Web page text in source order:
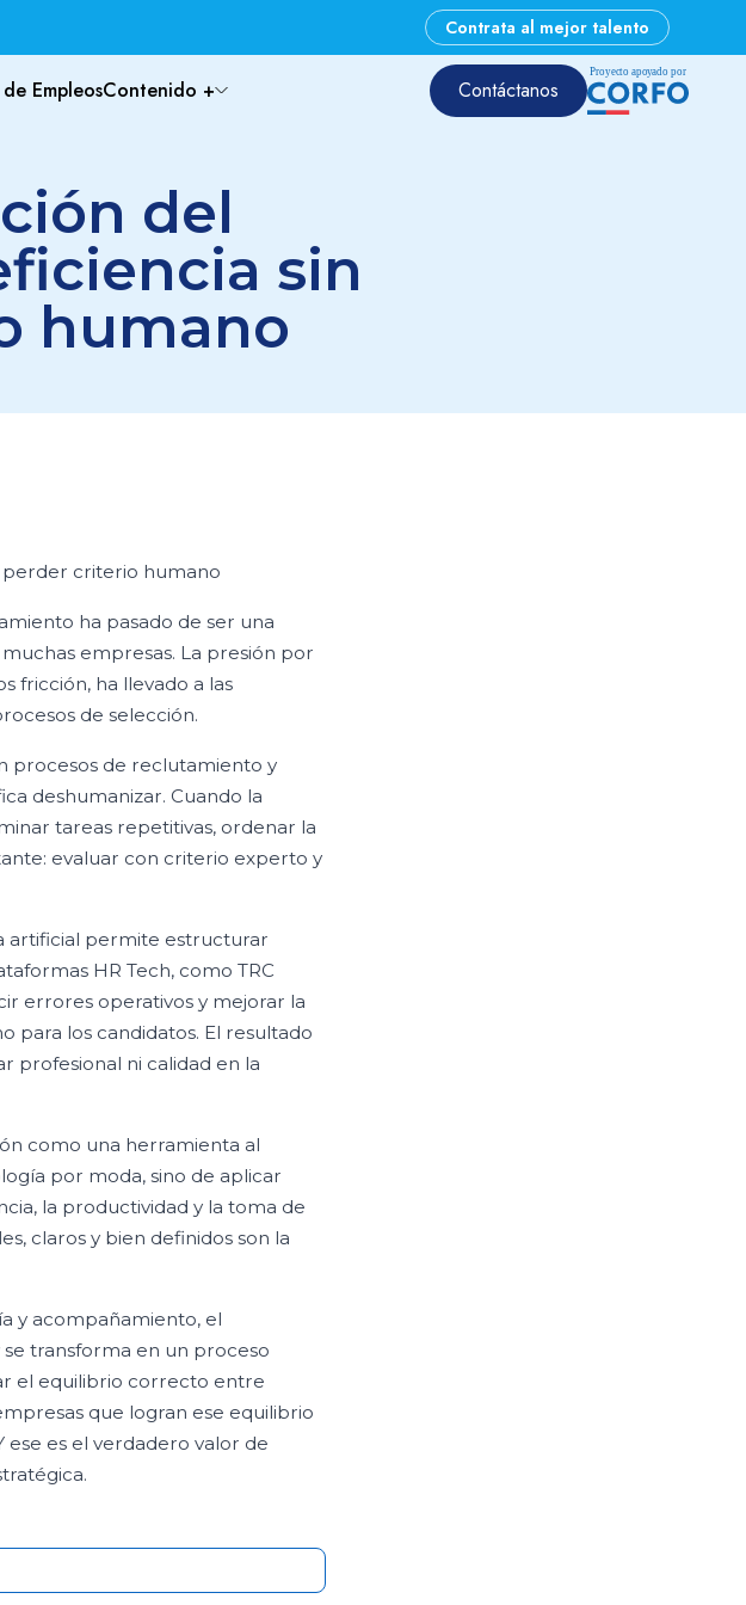
Contrata al mejor talento
EmpleosContenido + Contáctanos
Proyecto apoyado por
del
sin
humano
criterio humano
ha pasado de ser una
empresas. La presión por
fricción, ha llevado a las
de selección.
procesos de reclutamiento y
deshumanizar. Cuando la
tareas repetitivas, ordenar la
evaluar con criterio experto y
artificial permite estructurar
HR Tech, como TRC
errores operativos y mejorar la
para los candidatos. El resultado
profesional ni calidad en la
como una herramienta al
por moda, sino de aplicar
la productividad y la toma de
claros y bien definidos son la
y acompañamiento, el
transforma en un proceso
el equilibrio correcto entre
que logran ese equilibrio
ese es el verdadero valor de